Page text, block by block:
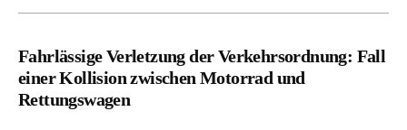
Fahrlässige Verletzung der Verkehrsordnung: Fall
einer Kollision zwischen Motorrad und
Rettungswagen